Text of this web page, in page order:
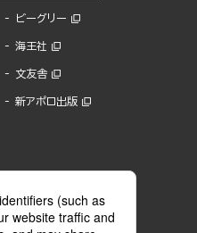
ビーグリー
海王社
文友舎
新アポロ出版